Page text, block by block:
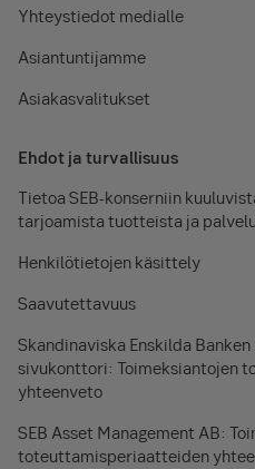
Yhteystiedot medialle
Asiantuntijamme
Asiakasvalitukset
Ehdot ja turvallisuus
Tietoa SEB-konserniin
tarjoamista tuotteista ja
Henkilötietojen käsittely
Saavutettavuus
Skandinaviska Enskilda
sivukonttori: Toimeksiantojen
yhteenveto
SEB Asset Management AB:
toteuttamisperiaatteiden